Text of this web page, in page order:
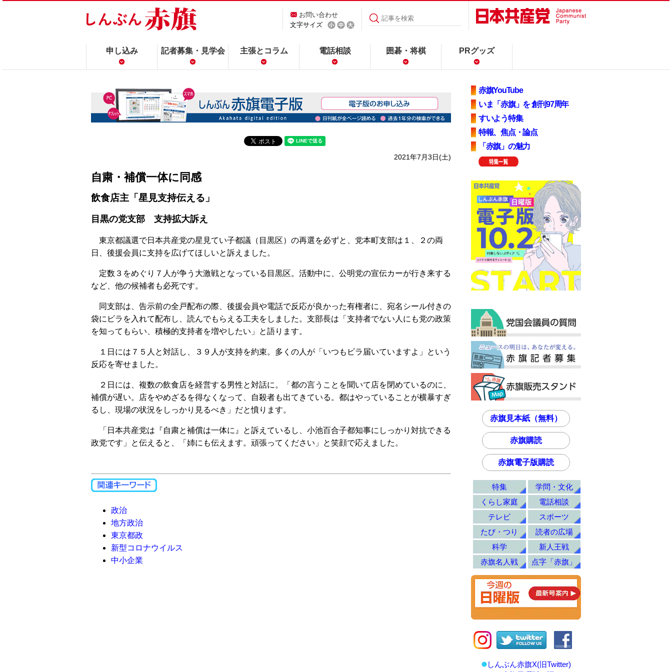
お問い合わせ
文字サイズ
申し込み 記者募集・見学会 主張とコラム 電話相談 囲碁・将棋 PRグッズ
2021年7月3日(土)
自粛・補償一体に同感
飲食店主「星見支持伝える」
目黒の党支部 支持拡大訴え
東京都議選で日本共産党の星見てい子都議（目黒区）の再選を必ずと、党本町支部は１、２の両
日、後援会員に支持を広げてほしいと訴えました。
定数３をめぐり７人が争う大激戦となっている目黒区。活動中に、公明党の宣伝カーが行き来する
など、他の候補者も必死です。
同支部は、告示前の全戸配布の際、後援会員や電話で反応が良かった有権者に、宛名シール付きの
袋にビラを入れて配布し、読んでもらえる工夫をしました。支部長は「支持者でない人にも党の政策
を知ってもらい、積極的支持者を増やしたい」と語ります。
１日には７５人と対話し、３９人が支持を約束。多くの人が「いつもビラ届いていますよ」という
反応を寄せました。
２日には、複数の飲食店を経営する男性と対話に。「都の言うことを聞いて店を閉めているのに、
補償が遅い。店をやめざるを得なくなって、自殺者も出てきている。都はやっていることが横暴すぎ
るし、現場の状況をしっかり見るべき」だと憤ります。
「日本共産党は『自粛と補償は一体に』と訴えているし、小池百合子都知事にしっかり対抗できる
政党です」と伝えると、「姉にも伝えます。頑張ってください」と笑顔で応えました。
政治
地方政治
東京都政
新型コロナウイルス
中小企業
赤旗YouTube
いま「赤旗」を 創刊97周年
すいよう特集
特報、焦点・論点
「赤旗」の魅力
赤旗見本紙（無料）
赤旗購読
赤旗電子版購読
特集
学問・文化
くらし家庭
電話相談
テレビ
スポーツ
たび・つり
読者の広場
科学
新人王戦
赤旗名人戦
点字「赤旗」
しんぶん赤旗X(旧Twitter)